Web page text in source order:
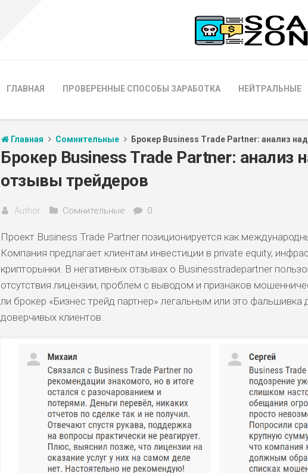
ГЛАВНАЯ ПРОВЕРЕННЫЕ СПОСОБЫ ЗАРАБОТКА НЕЙТРАЛЬНЫЕ
Главная Сомнительные Брокер Business Trade Partner: анализ
Брокер Business Trade Partner: анализ
отзывы трейдеров
Author Сомнительные 0
Проект Business Trade Partner позиционируется как
Компания предлагает клиентам инвестиции в private equity,
крипторынки. В негативных отзывах о Businesstradepartner
отсутствия лицензии, проблем с выводом и признаков
ли брокер «Бизнес трейд партнер» легальным или это фальшивка
доверчивых клиентов.